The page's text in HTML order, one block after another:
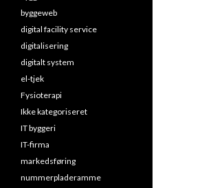
byggeweb
digital facility service
digitalisering
digitalt system
el-tjek
Fysioterapi
Ikke kategoriseret
IT byggeri
IT-firma
markedsføring
nummerpladeramme